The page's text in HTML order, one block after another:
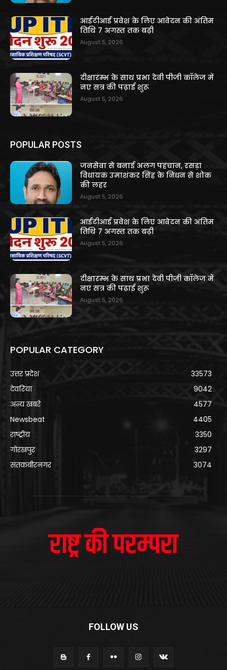
आईटीआई प्रवेश के लिए आवेदन की अंतिम
तिथि 7 अगस्त तक बढ़ी
August 5, 2026
दीक्षारम्भ के साथ प्रभा देवी पीजी कॉलेज में
नए सत्र की पढ़ाई शुरू
August 5, 2026
POPULAR POSTS
जनसेवा से बनाई अलग पहचान, रसड़ा
विधायक उमाशंकर सिंह के निधन से शोक
की लहर
August 5, 2026
आईटीआई प्रवेश के लिए आवेदन की अंतिम
तिथि 7 अगस्त तक बढ़ी
August 5, 2026
दीक्षारम्भ के साथ प्रभा देवी पीजी कॉलेज में
नए सत्र की पढ़ाई शुरू
August 5, 2026
POPULAR CATEGORY
उत्तर प्रदेश
33573
देवरिया
9042
अन्य खबरे
4577
Newsbeat
4405
राष्ट्रीय
3350
गोरखपुर
3297
संतकबीरनगर
3074
FOLLOW US